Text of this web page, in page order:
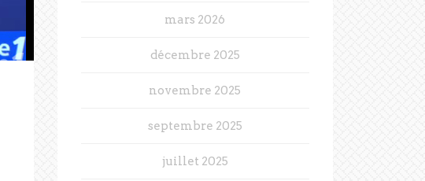
mars 2026
décembre 2025
novembre 2025
septembre 2025
juillet 2025